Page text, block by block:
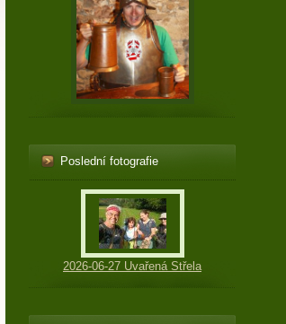
Poslední fotografie
2026-06-27 Uvařená Střela